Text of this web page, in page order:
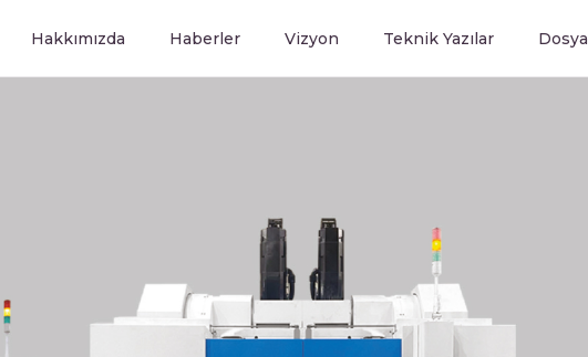
Hakkımızda Haberler Vizyon Teknik Yazılar Dosya